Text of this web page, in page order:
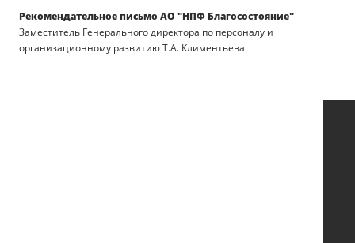
Рекомендательное письмо АО "НПФ Благосостояние"
Заместитель Генерального директора по персоналу и
организационному развитию Т.А. Климентьева